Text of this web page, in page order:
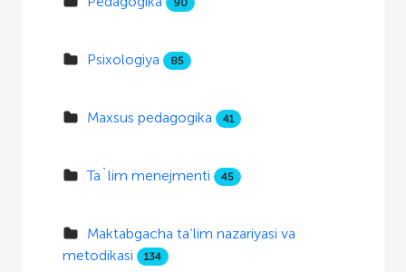
90
Psixologiya 85
Maxsus pedagogika 41
Ta`lim menejmenti 45
Maktabgacha ta’lim nazariyasi va
metodikasi
134